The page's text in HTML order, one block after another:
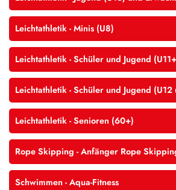
Leichtathletik - Minis (U8)
Leichtathletik - Schüler und Jugend
Leichtathletik - Schüler und Jugend (U12
Leichtathletik - Senioren (60+)
Rope Skipping - Anfänger Rope
Schwimmen - Aqua-Fitness